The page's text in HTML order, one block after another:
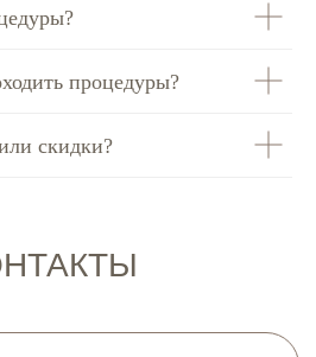
процедуры?
скидки?